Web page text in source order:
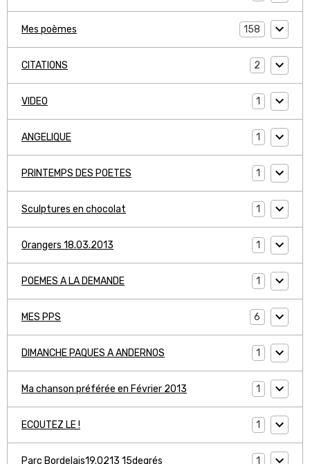
Mes poèmes 158
CITATIONS 2
VIDEO 1
ANGELIQUE 1
PRINTEMPS DES POETES 1
Sculptures en chocolat 1
Orangers 18.03.2013 1
POEMES A LA DEMANDE 1
MES PPS 6
DIMANCHE PAQUES A ANDERNOS 1
Ma chanson préférée en Février 2013 1
ECOUTEZ LE ! 1
Parc Bordelais19.0213 15degrés 1